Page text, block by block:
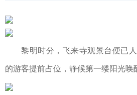
黎明时分，飞来寺观景台便已
的游客提前占位，静候第一缕阳光唤